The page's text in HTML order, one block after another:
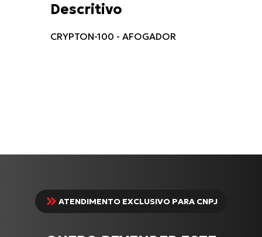
Descritivo
CRYPTON-100 - AFOGADOR
ATENDIMENTO EXCLUSIVO PARA CNPJ